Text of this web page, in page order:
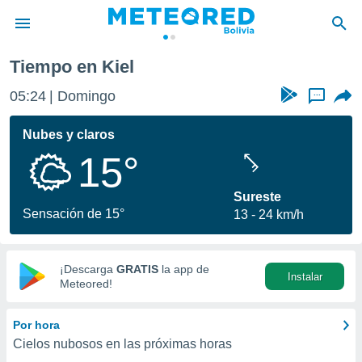
de
ha
calidad.
a este
las
y
digital
basada
Tiempo en Kiel
05:24 Domingo ...
Nubes y claros
15°
Sensación de 15°
Sureste
13
24 km/h
¡Descarga GRATIS la app de
Meteored!
Instalar
Por hora
Cielos nubosos en las próximas horas